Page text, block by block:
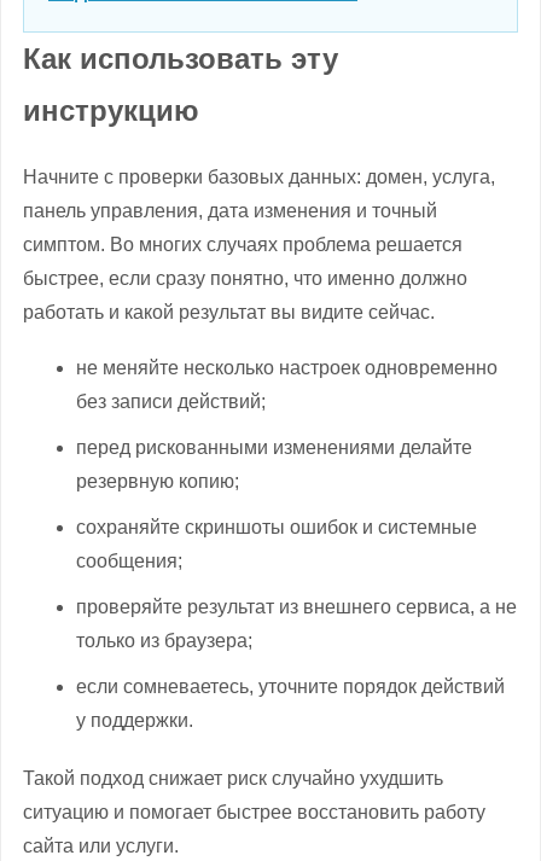
Как использовать эту
инструкцию
Начните с проверки базовых данных: домен, услуга,
панель управления, дата изменения и точный
симптом. Во многих случаях проблема решается
быстрее, если сразу понятно, что именно должно
работать и какой результат вы видите сейчас.
не меняйте несколько настроек одновременно
без записи действий;
перед рискованными изменениями делайте
резервную копию;
сохраняйте скриншоты ошибок и системные
сообщения;
проверяйте результат из внешнего сервиса, а не
только из браузера;
если сомневаетесь, уточните порядок действий
у поддержки.
Такой подход снижает риск случайно ухудшить
ситуацию и помогает быстрее восстановить работу
сайта или услуги.